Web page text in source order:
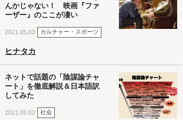
んかじゃない！ 映画『ファ
ーザー』のここが凄い
2021.05.03 カルチャー・スポーツ
ヒナタカ
ネットで話題の「陰謀論チャ
ート」を徹底解説＆日本語訳
してみた
2021.05.03 社会